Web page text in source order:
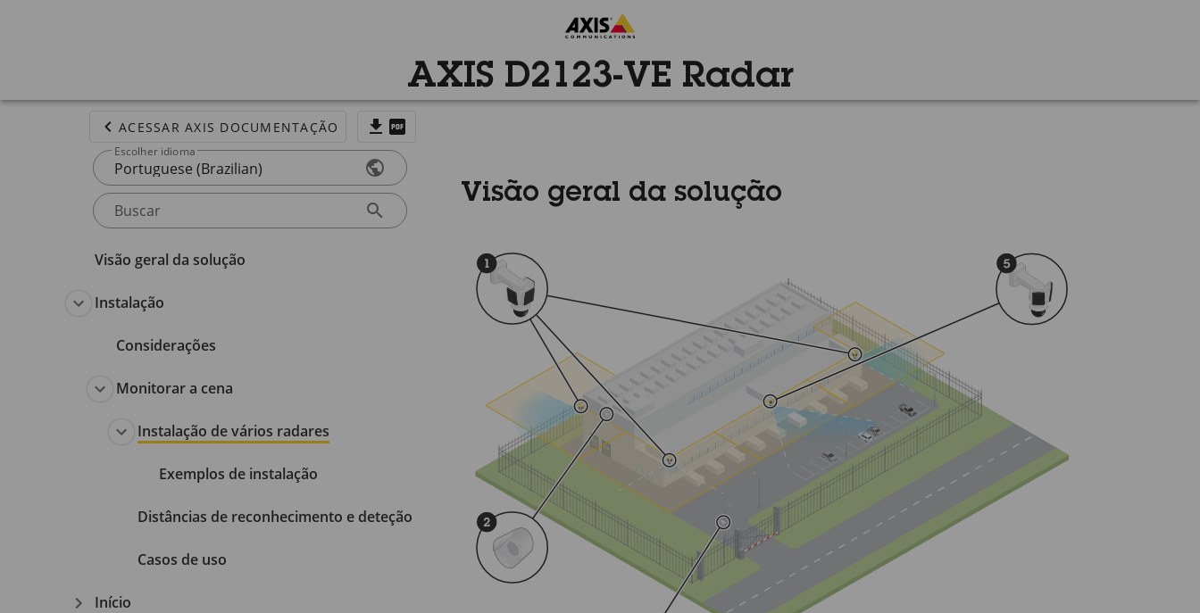
AXIS D2123-VE Radar
ACESSAR AXIS DOCUMENTAÇÃO
Escolher idioma
Portuguese (Brazilian)
Buscar
Visão geral da solução
Instalação
Considerações
Monitorar a cena
Instalação de vários radares
Exemplos de instalação
Distâncias de reconhecimento e deteção
Casos de uso
Início
Visão geral da solução